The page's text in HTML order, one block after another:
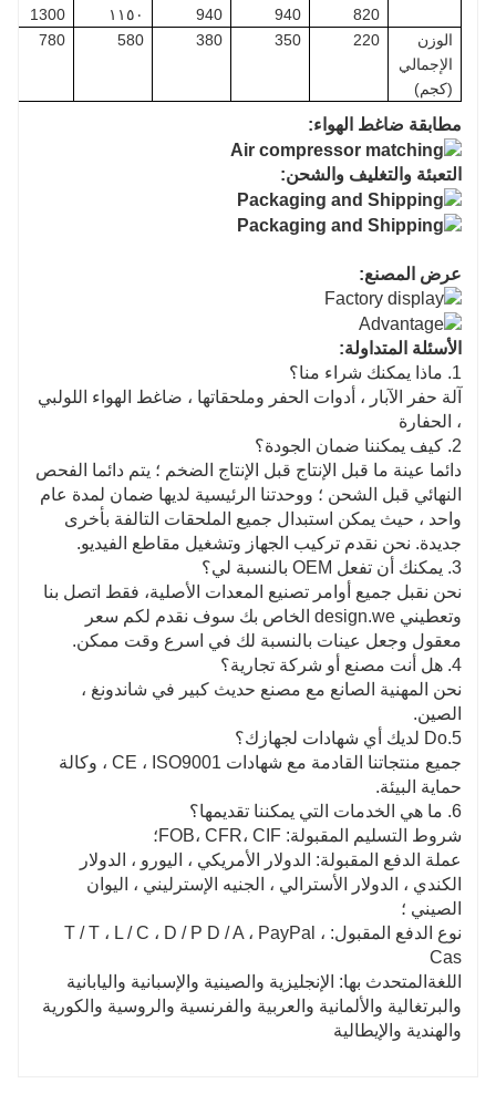
820
940
940 ١١٥٠
1300
الوزن
الإجمالي
(كجم)
220
350
380
580
780
مطابقة ضاغط الهواء:
التعبئة والتغليف والشحن:
عرض المصنع:
الأسئلة المتداولة:
1. ماذا يمكنك شراء منا؟
آلة حفر الآبار ، أدوات الحفر وملحقاتها ، ضاغط الهواء اللولبي
، الحفارة
2. كيف يمكننا ضمان الجودة؟
دائما عينة ما قبل الإنتاج قبل الإنتاج الضخم ؛ يتم دائما الفحص
النهائي قبل الشحن ؛ ووحدتنا الرئيسية لديها ضمان لمدة عام
واحد ، حيث يمكن استبدال جميع الملحقات التالفة بأخرى
جديدة. نحن نقدم تركيب الجهاز وتشغيل مقاطع الفيديو.
3. يمكنك أن تفعل OEM بالنسبة لي؟
نحن نقبل جميع أوامر تصنيع المعدات الأصلية، فقط اتصل بنا
وتعطيني design.we الخاص بك سوف نقدم لكم سعر
معقول وجعل عينات بالنسبة لك في اسرع وقت ممكن.
4. هل أنت مصنع أو شركة تجارية؟
نحن المهنية الصانع مع مصنع حديث كبير في شاندونغ ،
الصين.
5.Do لديك أي شهادات لجهازك؟
جميع منتجاتنا القادمة مع شهادات CE ، ISO9001 ، وكالة
حماية البيئة.
6. ما هي الخدمات التي يمكننا تقديمها؟
شروط التسليم المقبولة: FOB، CFR، CIF؛
عملة الدفع المقبولة: الدولار الأمريكي ، اليورو ، الدولار
الكندي ، الدولار الأسترالي ، الجنيه الإسترليني ، اليوان
الصيني ؛
نوع الدفع المقبول: T / T ، L / C ، D / P D / A ، PayPal ،
Cas
اللغةالمتحدث بها: الإنجليزية والصينية والإسبانية واليابانية
والبرتغالية والألمانية والعربية والفرنسية والروسية والكورية
والهندية والإيطالية